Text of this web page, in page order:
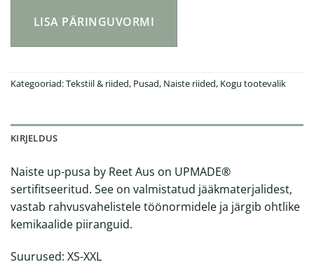
LISA PÄRINGUVORMI
Kategooriad:Tekstiil & riided, Pusad, Naiste riided, Kogu tootevalik
KIRJELDUS
Naiste up-pusa by Reet Aus on UPMADE®
sertifitseeritud. See on valmistatud jääkmaterjalidest,
vastab rahvusvahelistele töönormidele ja järgib ohtlike
kemikaalide piiranguid.
Suurused: XS-XXL